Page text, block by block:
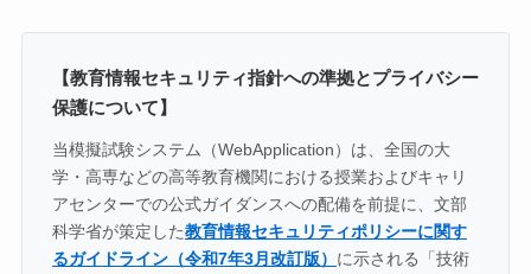
【教育情報セキュリティ指針への準拠とプライバシー
保護について】
当模擬試験システム（WebApplication）は、全国の大
学・高専などの高等教育機関における授業およびキャリ
アセンターでの公式ガイダンスへの配備を前提に、文部
科学省が策定した教育情報セキュリティポリシーに関す
るガイドライン（令和7年3月改訂版） に示される「技術